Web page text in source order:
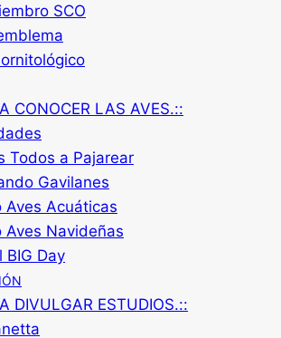
SCO
CONOCER LAS AVES.::
Todos a Pajarear
Gavilanes
Aves Acuáticas
Aves Navideñas
BIG Day
DIVULGAR ESTUDIOS.::